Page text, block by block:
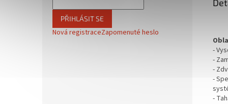
PŘIHLÁSIT SE
Nová registraceZapomenuté heslo
-
-
-
-
-